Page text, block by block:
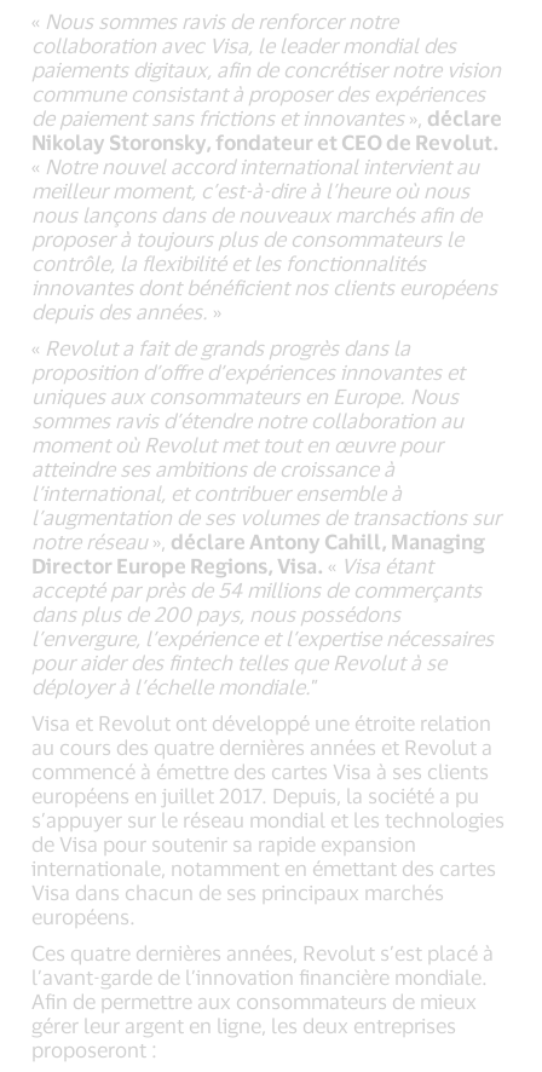
« Nous sommes ravis de renforcer notre
collaboration avec Visa, le leader mondial des
paiements digitaux, afin de concrétiser notre vision
commune consistant à proposer des expériences
de paiement sans frictions et innovantes», déclare
Nikolay Storonsky, fondateur et CEO de Revolut.
« Notre nouvel accord international intervient au
meilleur moment, c’est-à-dire à l’heure où nous
nous lançons dans de nouveaux marchés afin de
proposer à toujours plus de consommateurs le
contrôle, la flexibilité et les fonctionnalités
innovantes dont bénéficient nos clients européens
depuis des années. »
« Revolut a fait de grands progrès dans la
proposition d’offre d’expériences innovantes et
uniques aux consommateurs en Europe. Nous
sommes ravis d’étendre notre collaboration au
moment où Revolut met tout en œuvre pour
atteindre ses ambitions de croissance à
l’international, et contribuer ensemble à
l’augmentation de ses volumes de transactions sur
notre réseau», déclare Antony Cahill, Managing
Director Europe Regions, Visa.« Visa étant
accepté par près de 54 millions de commerçants
dans plus de 200 pays, nous possédons
l’envergure, l’expérience et l’expertise nécessaires
pour aider des fintech telles que Revolut à se
déployer à l’échelle mondiale.”
Visa et Revolut ont développé une étroite relation
au cours des quatre dernières années et Revolut a
commencé à émettre des cartes Visa à ses clients
européens en juillet 2017. Depuis, la société a pu
s’appuyer sur le réseau mondial et les technologies
de Visa pour soutenir sa rapide expansion
internationale, notamment en émettant des cartes
Visa dans chacun de ses principaux marchés
européens.
Ces quatre dernières années, Revolut s’est placé à
l’avant-garde de l’innovation financière mondiale.
Afin de permettre aux consommateurs de mieux
gérer leur argent en ligne, les deux entreprises
proposeront :